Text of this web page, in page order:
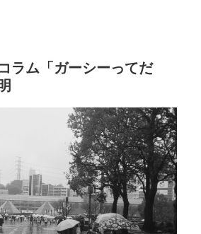
ラム「ガーシーってだ